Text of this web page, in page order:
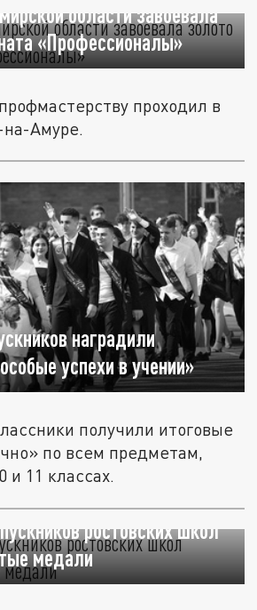
области завоевала
«Профессионалы»
проходил в
Амуре.
наградили
успехи в учении»
получили итоговые
по всем предметам,
и 11 классах.
ростовских школ
медали